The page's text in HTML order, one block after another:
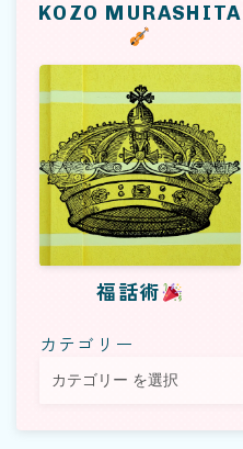
KOZO MURASHITA
福話術
カテゴリー